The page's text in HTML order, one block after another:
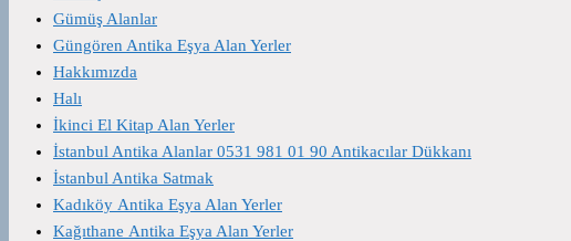
Gümüş Alanlar
Güngören Antika Eşya Alan Yerler
Hakkımızda
Halı
İkinci El Kitap Alan Yerler
İstanbul Antika Alanlar 0531 981 01 90 Antikacılar Dükkanı
İstanbul Antika Satmak
Kadıköy Antika Eşya Alan Yerler
Kağıthane Antika Eşya Alan Yerler